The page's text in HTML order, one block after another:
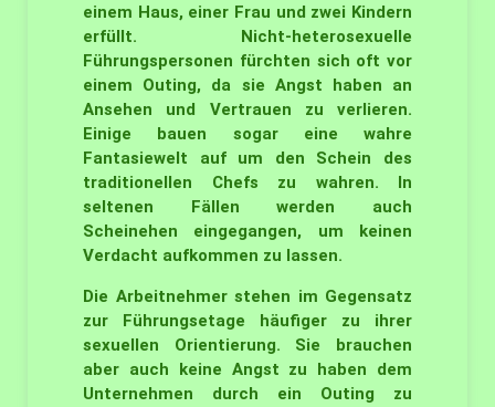
einem Haus, einer Frau und zwei Kindern
erfüllt. Nicht-heterosexuelle
Führungspersonen fürchten sich oft vor
einem Outing, da sie Angst haben an
Ansehen und Vertrauen zu verlieren.
Einige bauen sogar eine wahre
Fantasiewelt auf um den Schein des
traditionellen Chefs zu wahren. In
seltenen Fällen werden auch
Scheinehen eingegangen, um keinen
Verdacht aufkommen zu lassen.
Die Arbeitnehmer stehen im Gegensatz
zur Führungsetage häufiger zu ihrer
sexuellen Orientierung. Sie brauchen
aber auch keine Angst zu haben dem
Unternehmen durch ein Outing zu